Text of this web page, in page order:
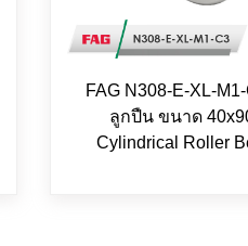
FAG N308-E-XL-
ลูกปืน ขนาด
Cylindrical Roller